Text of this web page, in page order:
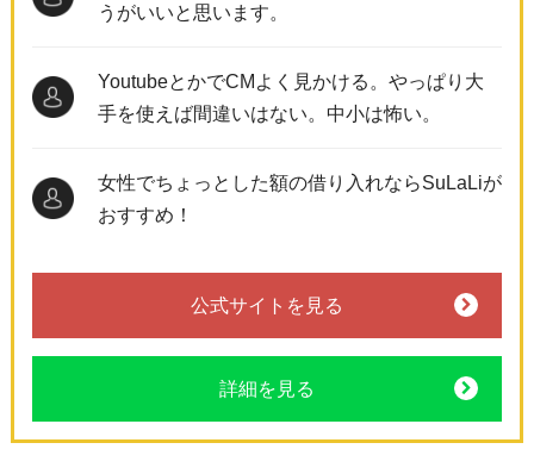
うがいいと思います。
YoutubeとかでCMよく見かける。やっぱり大
手を使えば間違いはない。中小は怖い。
女性でちょっとした額の借り入れならSuLaLiが
おすすめ！
公式サイトを見る
詳細を見る